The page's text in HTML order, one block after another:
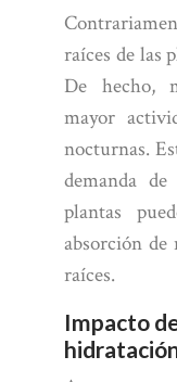
raíces de las
De hecho,
mayor
nocturnas.
demanda
plantas
absorción
raíces.
Impacto